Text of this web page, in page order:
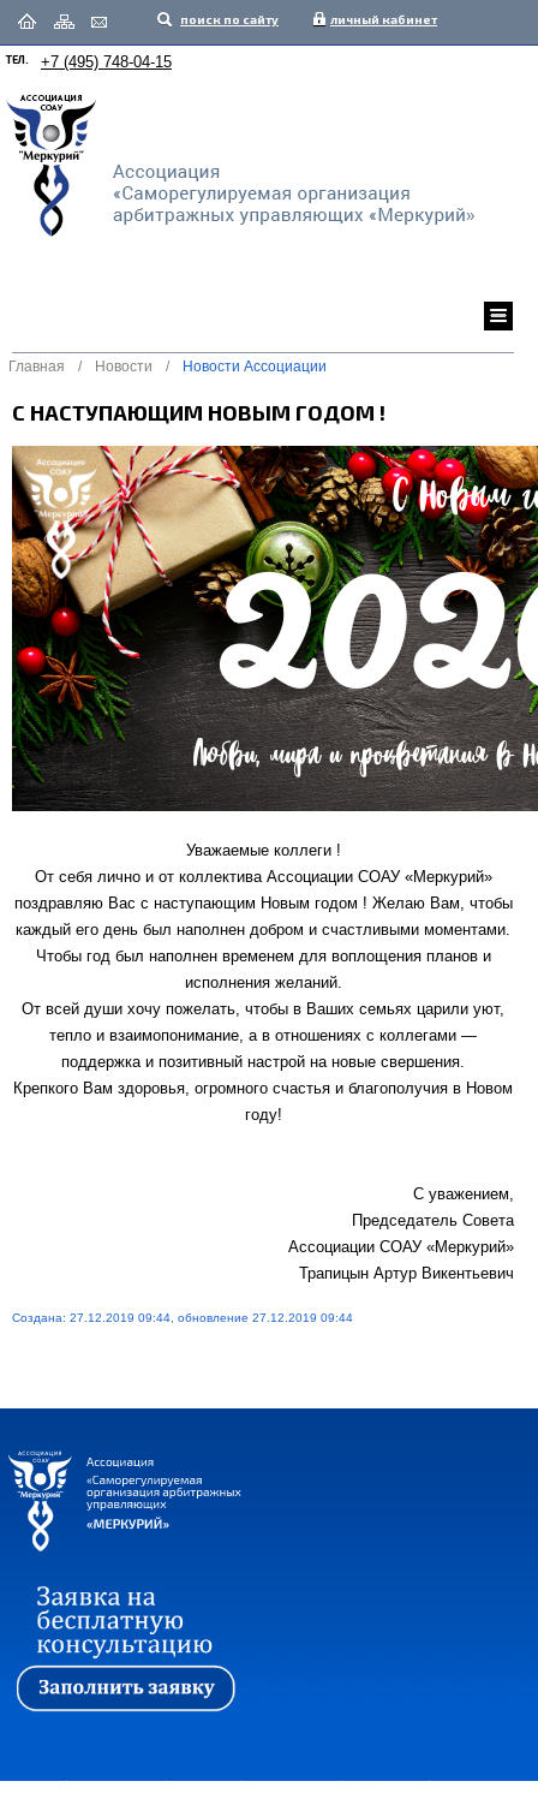
поиск по сайту личный кабинет
ТЕЛ. +7 (495) 748-04-15
Главная / Новости / Новости Ассоциации
С НАСТУПАЮЩИМ НОВЫМ ГОДОМ !
Уважаемые коллеги !
От себя лично и от коллектива Ассоциации СОАУ «Меркурий»
поздравляю Вас с наступающим Новым годом ! Желаю Вам, чтобы
каждый его день был наполнен добром и счастливыми моментами.
Чтобы год был наполнен временем для воплощения планов и
исполнения желаний.
От всей души хочу пожелать, чтобы в Ваших семьях царили уют,
тепло и взаимопонимание, а в отношениях с коллегами —
поддержка и позитивный настрой на новые свершения.
Крепкого Вам здоровья, огромного счастья и благополучия в Новом
году!
С уважением,
Председатель Совета
Ассоциации СОАУ «Меркурий»
Трапицын Артур Викентьевич
Создана: 27.12.2019 09:44, обновление 27.12.2019 09:44
Первая | Ассоциация | Новости | Стажировка | Обучение |